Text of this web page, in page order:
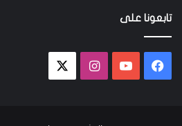
تابعونا على
فيسبوك يوتيوب انستقرام